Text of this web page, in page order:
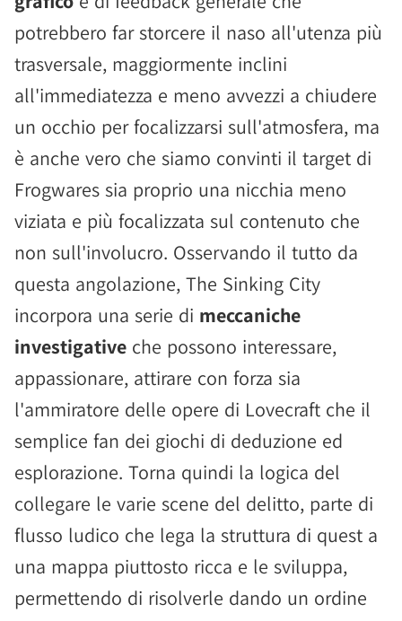
potrebbero far storcere il naso all'utenza più
trasversale, maggiormente inclini
all'immediatezza e meno avvezzi a chiudere
un occhio per focalizzarsi sull'atmosfera, ma
è anche vero che siamo convinti il target di
Frogwares sia proprio una nicchia meno
viziata e più focalizzata sul contenuto che
non sull'involucro. Osservando il tutto da
questa angolazione, The Sinking City
incorpora una serie di meccaniche
investigative che possono interessare,
appassionare, attirare con forza sia
l'ammiratore delle opere di Lovecraft che il
semplice fan dei giochi di deduzione ed
esplorazione. Torna quindi la logica del
collegare le varie scene del delitto, parte di
flusso ludico che lega la struttura di quest a
una mappa piuttosto ricca e le sviluppa,
permettendo di risolverle dando un ordine